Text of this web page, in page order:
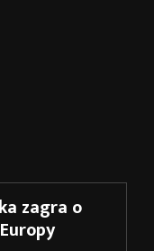
zagra o